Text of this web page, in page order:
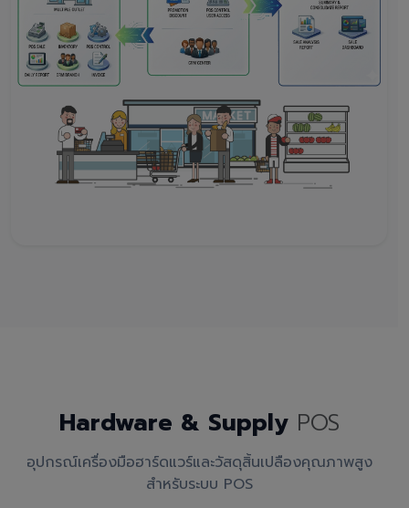
Hardware & Supply POS
อุปกรณ์เครื่องมือฮาร์ดแวร์และวัสดุสิ้นเปลืองคุณภาพสูง
สำหรับระบบ POS